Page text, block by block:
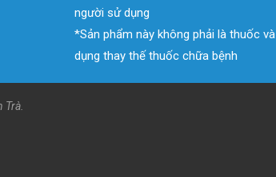
người sử dụng
*Sản phẩm này không phải là thuốc
dụng thay thế thuốc chữa bệnh
Trà.